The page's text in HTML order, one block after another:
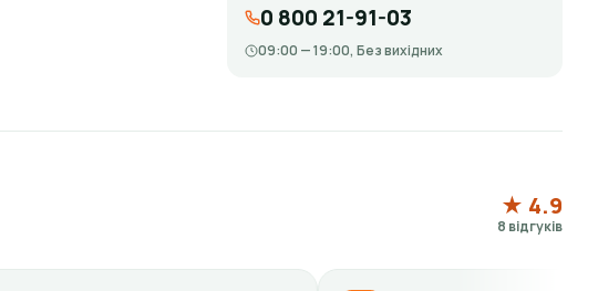
0 800 21-91-03
09:00 — 19:00, Без вихідних
★ 4.9
8 відгуків